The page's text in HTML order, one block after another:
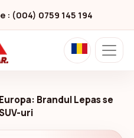
: (004) 0759 145 194
Brandul Lepas se
uri